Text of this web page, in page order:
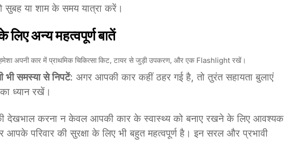
सुबह या शाम के समय यात्रा करें।
लिए अन्य महत्वपूर्ण बातें
अपनी कार में प्राथमिक चिकित्सा किट, टायर से जुड़ी उपकरण, और एक Flashlight रखें।
समस्या से निपटें: अगर आपकी कार कहीं ठहर गई है, तो तुरंत सहायता बुलाएं
ध्यान रखें।
की देखभाल करना न केवल आपकी कार के स्वास्थ्य को बनाए रखने के लिए आवश्यक
परिवार की सुरक्षा के लिए भी बहुत महत्वपूर्ण है। इन सरल और प्रभावी